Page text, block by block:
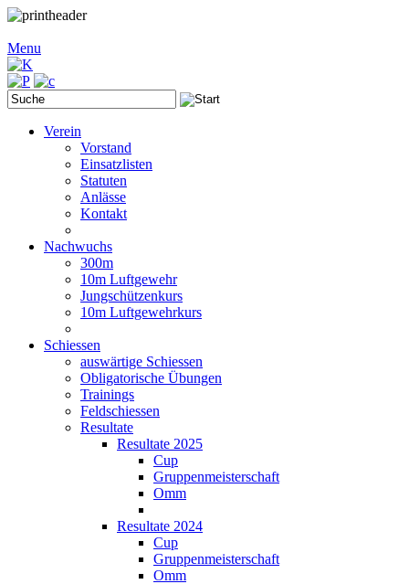
Menu
Verein
Vorstand
Einsatzlisten
Statuten
Anlässe
Kontakt
Nachwuchs
300m
10m Luftgewehr
Jungschützenkurs
10m Luftgewehrkurs
Schiessen
auswärtige Schiessen
Obligatorische Übungen
Trainings
Feldschiessen
Resultate
Resultate 2025
Cup
Gruppenmeisterschaft
Omm
Resultate 2024
Cup
Gruppenmeisterschaft
Omm